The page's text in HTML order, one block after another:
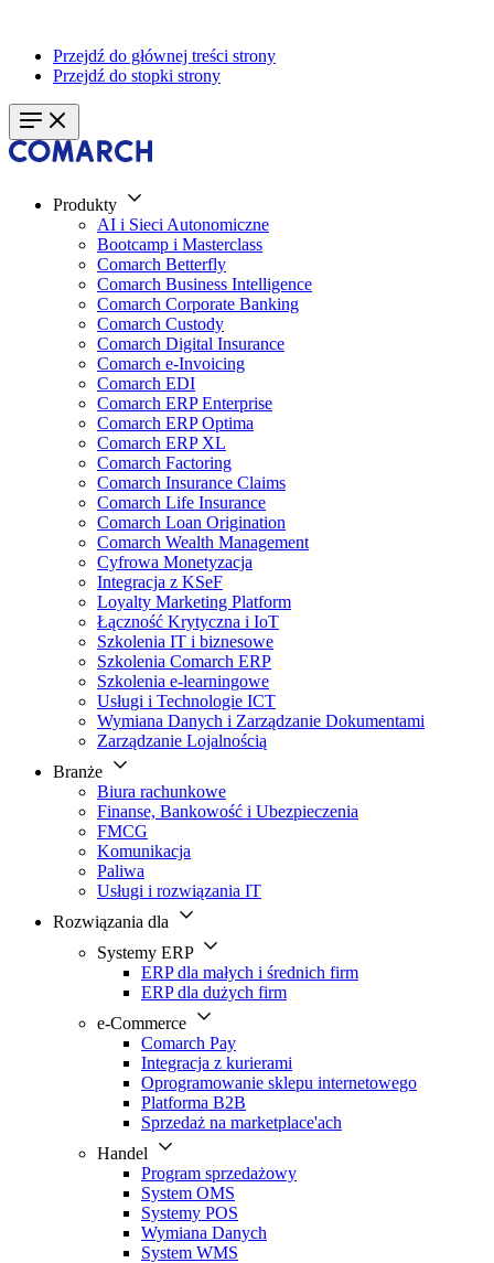
Przejdź do głównej treści strony
Przejdź do stopki strony
Produkty
AI i Sieci Autonomiczne
Bootcamp i Masterclass
Comarch Betterfly
Comarch Business Intelligence
Comarch Corporate Banking
Comarch Custody
Comarch Digital Insurance
Comarch e-Invoicing
Comarch EDI
Comarch ERP Enterprise
Comarch ERP Optima
Comarch ERP XL
Comarch Factoring
Comarch Insurance Claims
Comarch Life Insurance
Comarch Loan Origination
Comarch Wealth Management
Cyfrowa Monetyzacja
Integracja z KSeF
Loyalty Marketing Platform
Łączność Krytyczna i IoT
Szkolenia IT i biznesowe
Szkolenia Comarch ERP
Szkolenia e-learningowe
Usługi i Technologie ICT
Wymiana Danych i Zarządzanie Dokumentami
Zarządzanie Lojalnością
Branże
Biura rachunkowe
Finanse, Bankowość i Ubezpieczenia
FMCG
Komunikacja
Paliwa
Usługi i rozwiązania IT
Rozwiązania dla
Systemy ERP
ERP dla małych i średnich firm
ERP dla dużych firm
e-Commerce
Comarch Pay
Integracja z kurierami
Oprogramowanie sklepu internetowego
Platforma B2B
Sprzedaż na marketplace'ach
Handel
Program sprzedażowy
System OMS
Systemy POS
Wymiana Danych
System WMS